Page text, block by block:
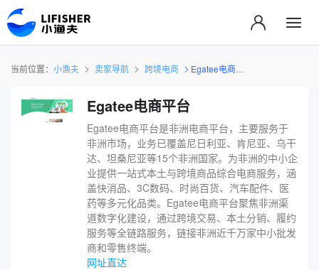
当前位置： 小渔夫 卖家导航 跨境电商 ‌‌Egatee电商平台
‌‌Egatee电商平台
‌‌Egatee电商平台是非洲电商平台，主要服务于
非洲市场，业务已覆盖尼日利亚、肯尼亚、乌干
达、坦桑尼亚等15个非洲国家。为非洲的中小企
业提供一站式本土与跨境商品综合电商服务，涵
盖快消品、3C数码、时尚百货、汽车配件、医
药等多元化品类。‌‌Egatee电商平台聚焦非洲渠
道数字化建设，通过跨境交易、本土分销、履约
服务等全链路服务，链接非洲近千万家中小批发
商和零售终端。
网址直达